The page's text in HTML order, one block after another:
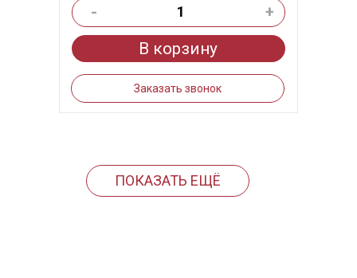
-
+
В корзину
Заказать звонок
ПОКАЗАТЬ ЕЩЁ